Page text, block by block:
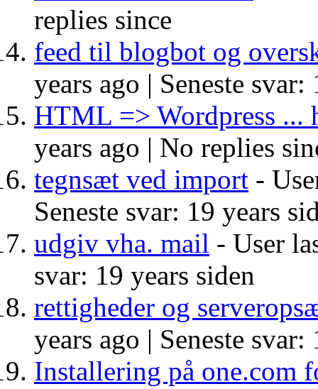
replies since
feed til blogbot og
years ago | Seneste svar:
HTML => Wordpress
years ago | No replies
tegnsæt ved import -
Seneste svar: 19 years
udgiv vha. mail - User
svar: 19 years siden
rettigheder og
years ago | Seneste svar:
Installering på one.com